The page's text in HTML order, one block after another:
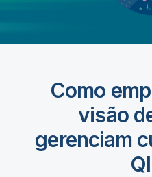
Como
visão
gerenciam